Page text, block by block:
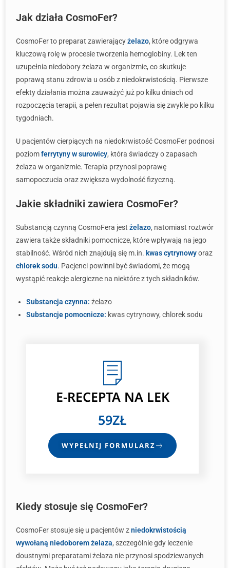
Jak działa CosmoFer?
CosmoFer to preparat zawierającyżelazo, które odgrywa
kluczową rolę w procesie tworzenia hemoglobiny. Lek ten
uzupełnia niedobory żelaza w organizmie, co skutkuje
poprawą stanu zdrowia u osób z niedokrwistością. Pierwsze
efekty działania można zauważyć już po kilku dniach od
rozpoczęcia terapii, a pełen rezultat pojawia się zwykle po kilku
tygodniach.
U pacjentów cierpiących na niedokrwistość CosmoFer podnosi
poziomferrytyny w surowicy, która świadczy o zapasach
żelaza w organizmie. Terapia przynosi poprawę
samopoczucia oraz zwiększa wydolność fizyczną.
Jakie składniki zawiera CosmoFer?
Substancją czynną CosmoFera jest żelazo, natomiast roztwór
zawiera także składniki pomocnicze, które wpływają na jego
stabilność. Wśród nich znajdują się m.in. kwas cytrynowyoraz
chlorek sodu. Pacjenci powinni być świadomi, że mogą
wystąpić reakcje alergiczne na niektóre z tych składników.
Substancja czynna: żelazo
Substancje pomocnicze: kwas cytrynowy, chlorek sodu
E-RECEPTANA LEK
59ZŁ
WYPEŁNIJ FORMULARZ
Kiedy stosuje się CosmoFer?
CosmoFer stosuje się u pacjentów zniedokrwistością
wywołaną niedoborem żelaza, szczególnie gdy leczenie
doustnymi preparatami żelaza nie przynosi spodziewanych